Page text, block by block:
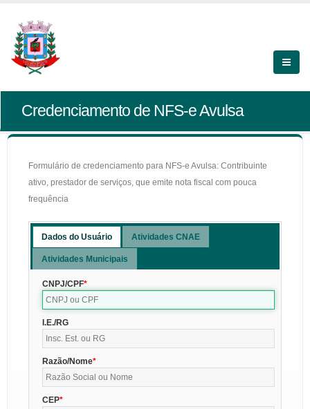
Credenciamento de NFS-e Avulsa
Formulário de credenciamento para NFS-e Avulsa: Contribuinte
ativo, prestador de serviços, que emite nota fiscal com pouca
frequência
Dados do Usuário Atividades CNAE
Atividades Municipais
CNPJ/CPF
I.E./RG
Razão/Nome
CEP